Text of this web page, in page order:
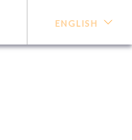
ENGLISH